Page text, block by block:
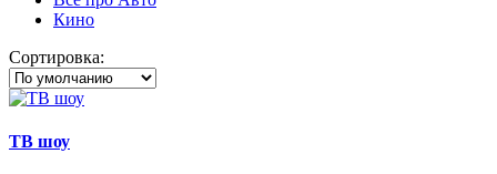
Кино
Сортировка:
ТВ шоу